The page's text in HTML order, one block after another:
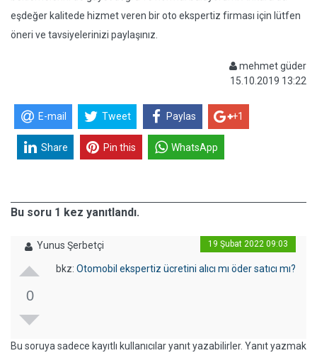
eşdeğer kalitede hizmet veren bir oto ekspertiz firması için lütfen
öneri ve tavsiyelerinizi paylaşınız.
mehmet güder
15.10.2019 13:22
E-mail Tweet Paylas +1
Share Pin this WhatsApp
Bu soru 1 kez yanıtlandı.
Yunus Şerbetçi 19 Şubat 2022 09:03
0
bkz: Otomobil ekspertiz ücretini alıcı mı öder satıcı mı?
Bu soruya sadece kayıtlı kullanıcılar yanıt yazabilirler. Yanıt yazmak